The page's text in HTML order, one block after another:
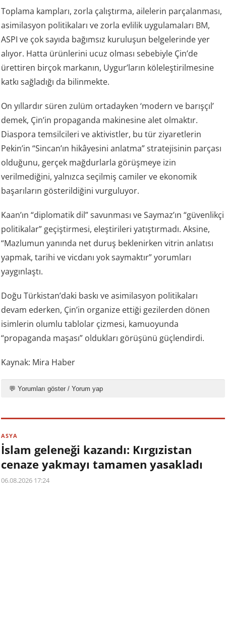
Toplama kampları, zorla çalıştırma, ailelerin parçalanması,
asimilasyon politikaları ve zorla evlilik uygulamaları BM,
ASPI ve çok sayıda bağımsız kuruluşun belgelerinde yer
alıyor. Hatta ürünlerini ucuz olması sebebiyle Çin’de
ürettiren birçok markanın, Uygur’ların köleleştirilmesine
katkı sağladığı da bilinmekte.
On yıllardır süren zulüm ortadayken ‘modern ve barışçıl’
demek, Çin’in propaganda makinesine alet olmaktır.
Diaspora temsilcileri ve aktivistler, bu tür ziyaretlerin
Pekin’in “Sincan’ın hikâyesini anlatma” stratejisinin parçası
olduğunu, gerçek mağdurlarla görüşmeye izin
verilmediğini, yalnızca seçilmiş camiler ve ekonomik
başarıların gösterildiğini vurguluyor.
Kaan’ın “diplomatik dil” savunması ve Saymaz’ın “güvenlikçi
politikalar” geçiştirmesi, eleştirileri yatıştırmadı. Aksine,
“Mazlumun yanında net duruş beklenirken vitrin anlatısı
yapmak, tarihi ve vicdanı yok saymaktır” yorumları
yaygınlaştı.
Doğu Türkistan’daki baskı ve asimilasyon politikaları
devam ederken, Çin’in organize ettiği gezilerden dönen
isimlerin olumlu tablolar çizmesi, kamuoyunda
“propaganda maşası” oldukları görüşünü güçlendirdi.
Kaynak: Mira Haber
💬 Yorumları göster / Yorum yap
ASYA
İslam geleneği kazandı: Kırgızistan
cenaze yakmayı tamamen yasakladı
06.08.2026 17:24